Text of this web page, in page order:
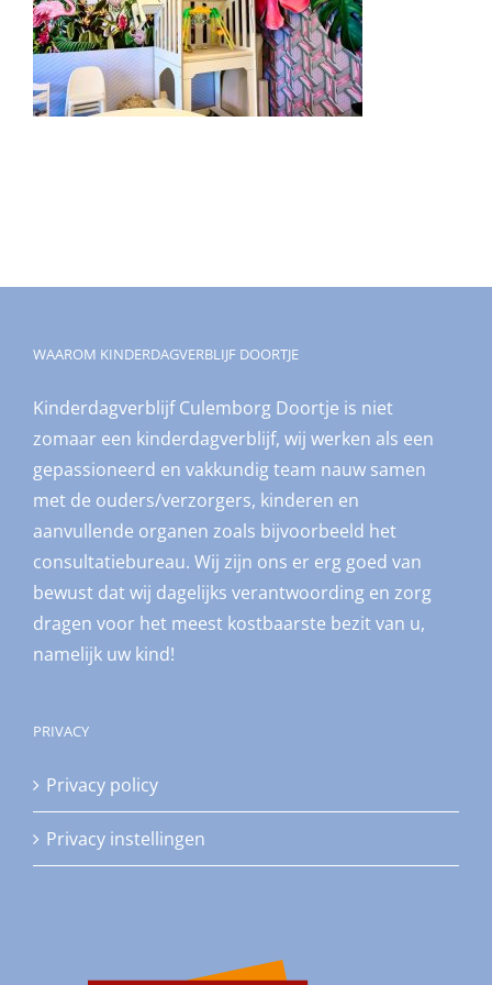
WAAROM KINDERDAGVERBLIJF DOORTJE
Kinderdagverblijf Culemborg Doortje is niet
zomaar een kinderdagverblijf, wij werken als een
gepassioneerd en vakkundig team nauw samen
met de ouders/verzorgers, kinderen en
aanvullende organen zoals bijvoorbeeld het
consultatiebureau. Wij zijn ons er erg goed van
bewust dat wij dagelijks verantwoording en zorg
dragen voor het meest kostbaarste bezit van u,
namelijk uw kind!
PRIVACY
Privacy policy
Privacy instellingen